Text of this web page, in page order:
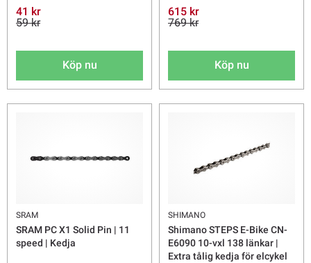
41 kr
59 kr
Köp nu
615 kr
769 kr
Köp nu
SRAM
SRAM PC X1 Solid Pin | 11
speed | Kedja
SHIMANO
Shimano STEPS E-Bike CN-
E6090 10-vxl 138 länkar |
Extra tålig kedja för elcykel